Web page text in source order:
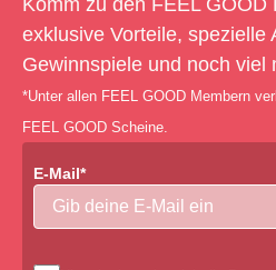
Komm zu den FEEL
exklusive Vorteile, spezielle
Gewinnspiele und noch viel
*Unter allen FEEL GOOD Membern
FEEL GOOD Scheine.
E-Mail*